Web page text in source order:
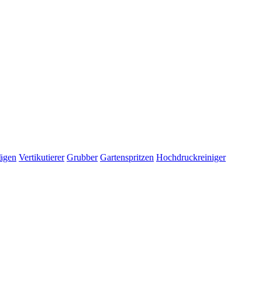
Vertikutierer Grubber Gartenspritzen Hochdruckreiniger